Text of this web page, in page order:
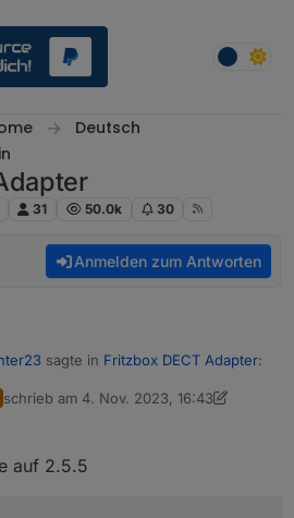
Deutsch
31 50.0k 30
Anmelden zum Antworten
sagte in Fritzbox DECT Adapter:
erwähnen können, daß beim
schrieb am 4. Nov. 2023, 16:43
zuletzt editiert von haselchen11. Apr.
auf 2.5.5